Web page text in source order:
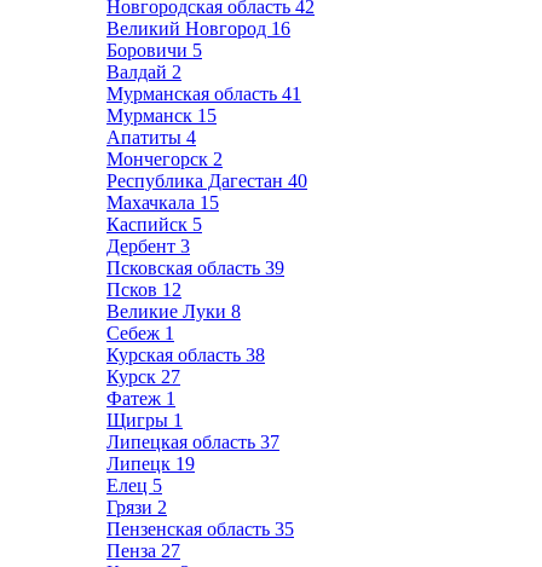
Новгородская область 42
Великий Новгород 16
Боровичи 5
Валдай 2
Мурманская область 41
Мурманск 15
Апатиты 4
Мончегорск 2
Республика Дагестан 40
Махачкала 15
Каспийск 5
Дербент 3
Псковская область 39
Псков 12
Великие Луки 8
Себеж 1
Курская область 38
Курск 27
Фатеж 1
Щигры 1
Липецкая область 37
Липецк 19
Елец 5
Грязи 2
Пензенская область 35
Пенза 27